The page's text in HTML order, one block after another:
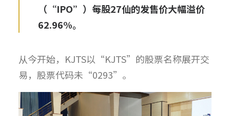
（“IPO”）每股27仙的发售价大幅溢价
62.96%。
从今开始，KJTS以“KJTS”的股票名称展开交
易，股票代码未“0293”。